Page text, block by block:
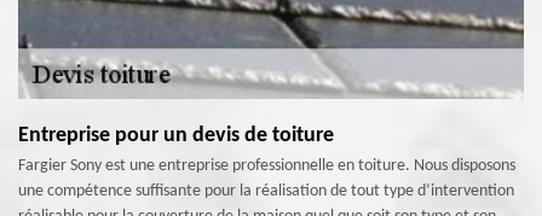
Entreprise pour un devis de toiture
Fargier Sony est une entreprise professionnelle en toiture. Nous disposons
une compétence suffisante pour la réalisation de tout type d’intervention